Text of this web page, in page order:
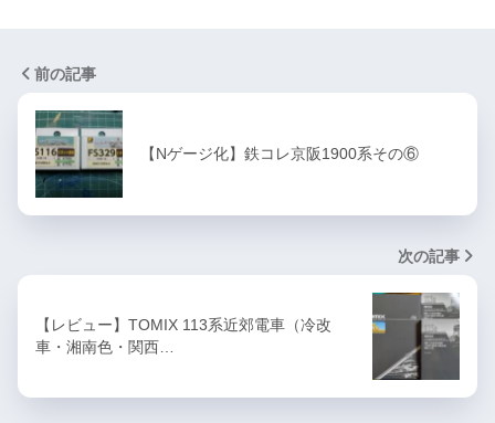
前の記事
【Nゲージ化】鉄コレ京阪1900系その⑥
次の記事
【レビュー】TOMIX 113系近郊電車（冷改
車・湘南色・関西…